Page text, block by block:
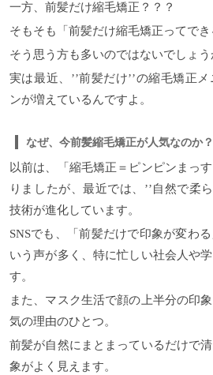
一方、前髪だけ縮毛矯正？？？
そもそも「前髪だけ縮毛矯正ってでき
そう思う方も多いのではないでしょう
実は最近、’’前髪だけ’’の縮毛矯正
ンが増えているんですよ。
なぜ、今前髪縮毛矯正が人気なのか？
以前は、「縮毛矯正＝ピンピンまっ
りましたが、最近では、’’自然で柔
技術が進化しています。
SNSでも、「前髪だけで印象が変わ
いう声が多く、特に忙しい社会人や
す。
また、マスク生活で顔の上半分の印
気の理由のひとつ。
前髪が自然にまとまっているだけで
象がよく見えます。